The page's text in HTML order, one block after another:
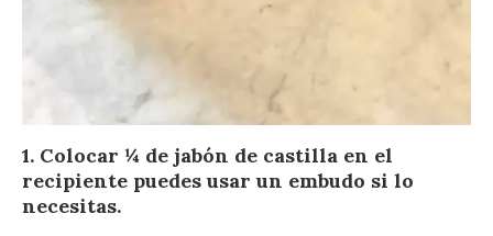
1. Colocar ¼ de jabón de castilla en el
recipiente puedes usar un embudo si lo
necesitas.